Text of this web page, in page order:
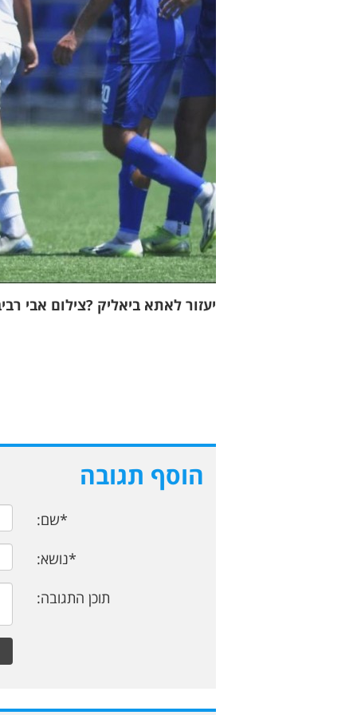
יעזור לאתא ביאליק ?צילום אבי
הוסף תגובה
*שם:
*נושא:
תוכן התגובה: